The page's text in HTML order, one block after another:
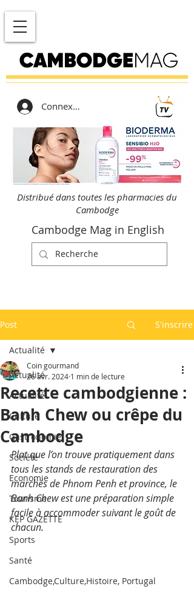
Connexion
Distribué dans toutes les pharmacies du
Cambodge
Cambodge Mag in English
Post S'inscrire
Actualité
Actualité
Culture
Gastronomie
Société
Economie
Tourisme
KEP GAZETTE
Sports
Santé
Cambodge,Culture,Histoire, Portugal
Actualité
Recette cambodgienne :
Banh Chew ou crêpe du
Cambodge
Coin gourmand
26 avr. 2024 1 min de lecture
Plat que l’on trouve pratiquement dans
tous les stands de restauration des
marchés de Phnom Penh et province, le
Banh Chew est une préparation simple
facile à accommoder suivant le goût de
chacun.